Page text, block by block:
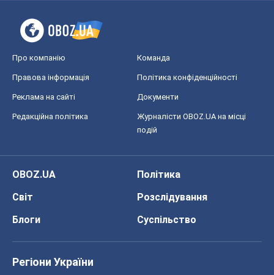
Про компанію Команда
Правова інформація Політика конфіденційності
Реклама на сайті Документи
Редакційна політика
Журналісти OBOZ.UA на місці
подій
OBOZ.UA
Політика
Світ
Розслідування
Блоги
Суспільство
Регіони України